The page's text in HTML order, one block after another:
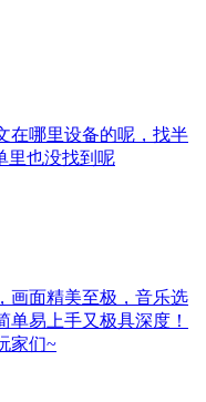
在哪里设备的呢，找半
里也没找到呢
画面精美至极，音乐选
易上手又极具深度！
家们~